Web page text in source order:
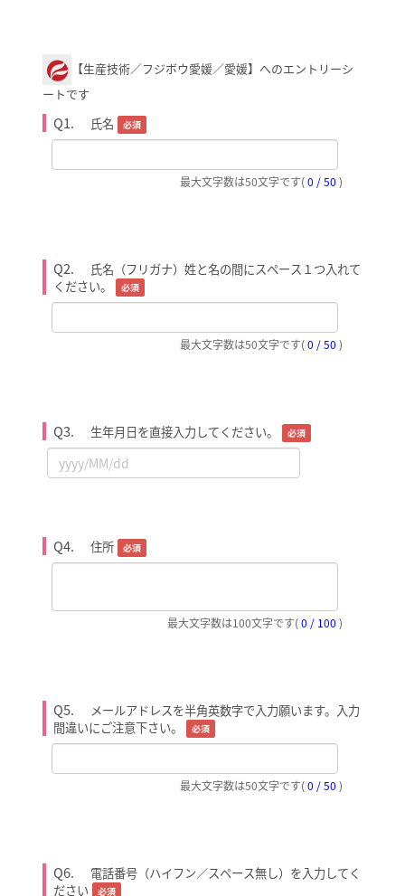
【生産技術／フジボウ愛媛／愛媛】へのエントリーシ
ートです
Q1. 氏名 必須
最大文字数は50文字です(0 / 50 )
Q2.
氏名（フリガナ）姓と名の間にスペース１つ入れて
ください。
必須
最大文字数は50文字です(0 / 50 )
Q3. 生年月日を直接入力してください。 必須
Q4. 住所 必須
最大文字数は100文字です(0 / 100 )
Q5.
メールアドレスを半角英数字で入力願います。入力
間違いにご注意下さい。
必須
最大文字数は50文字です(0 / 50 )
Q6.
電話番号（ハイフン／スペース無し）を入力してく
ださい
必須